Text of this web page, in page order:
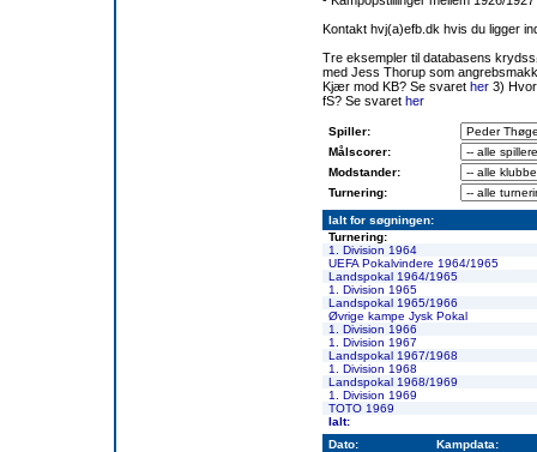
Kontakt hvj(a)efb.dk hvis du ligger
Tre eksempler til databasens
med Jess Thorup som
Kjær mod KB? Se svaret her 3)
fS? Se svaret her
Spiller:
Målscorer:
Modstander:
Turnering:
Ialt for søgningen:
Turnering:
1. Division 1964
UEFA Pokalvindere 1964/1965
Landspokal 1964/1965
1. Division 1965
Landspokal 1965/1966
Øvrige kampe Jysk Pokal
1. Division 1966
1. Division 1967
Landspokal 1967/1968
1. Division 1968
Landspokal 1968/1969
1. Division 1969
TOTO 1969
Ialt:
Dato:
Kampdata: